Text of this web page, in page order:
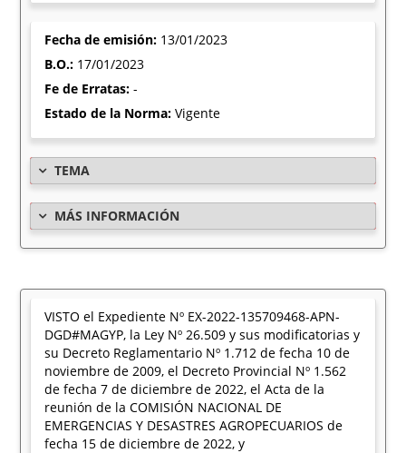
Fecha de emisión: 13/01/2023
B.O.: 17/01/2023
Fe de Erratas:-
Estado de la Norma:Vigente
TEMA
MÁS INFORMACIÓN
VISTO el Expediente Nº EX-2022-135709468-APN-
DGD#MAGYP, la Ley Nº 26.509 y sus modificatorias y
su Decreto Reglamentario Nº 1.712 de fecha 10 de
noviembre de 2009, el Decreto Provincial Nº 1.562
de fecha 7 de diciembre de 2022, el Acta de la
reunión de la COMISIÓN NACIONAL DE
EMERGENCIAS Y DESASTRES AGROPECUARIOS de
fecha 15 de diciembre de 2022, y